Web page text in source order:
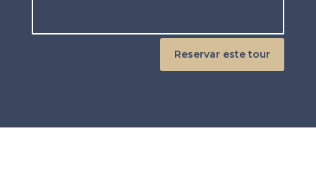
Reservar este tour